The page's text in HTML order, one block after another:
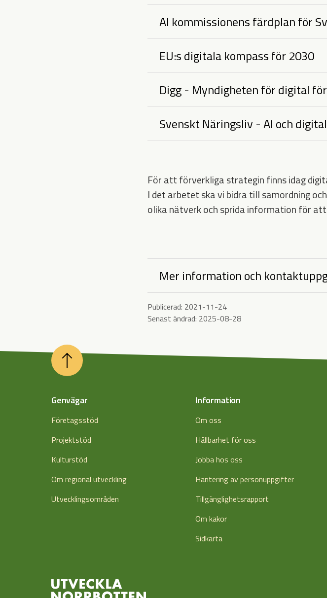
AI kommissionens färdplan för
EU:s digitala kompass för 2030
Digg - Myndigheten för digital
Svenskt Näringsliv - AI och
För att förverkliga strategin finns idag
I det arbetet ska vi bidra till samordning
olika nätverk och sprida information för
Mer information och
Publicerad: 2021-11-24
Senast ändrad: 2025-08-28
Genvägar
Företagsstöd
Projektstöd
Kulturstöd
Om regional utveckling
Utvecklingsområden
Information
Om oss
Hållbarhet för oss
Jobba hos oss
Hantering av personuppgifter
Tillgänglighetsrapport
Om kakor
Sidkarta